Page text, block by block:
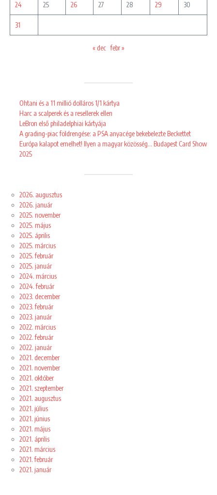
24 25 26 27 28 29 30
31
« dec febr »
Ohtani és a 11 millió dolláros 1/1 kártya
Harc a scalperek és a resellerek ellen
LeBron első philadelphiai kártyája
A grading-piac földrengése: a PSA anyacége bekebelezte Beckettet
Európa kalapot emelhet! Ilyen a magyar közösség… Budapest Card Show
2025
2026. augusztus
2026. január
2025. november
2025. május
2025. április
2025. március
2025. február
2025. január
2024. március
2024. február
2023. december
2023. február
2023. január
2022. március
2022. február
2022. január
2021. december
2021. november
2021. október
2021. szeptember
2021. augusztus
2021. július
2021. június
2021. május
2021. április
2021. március
2021. február
2021. január